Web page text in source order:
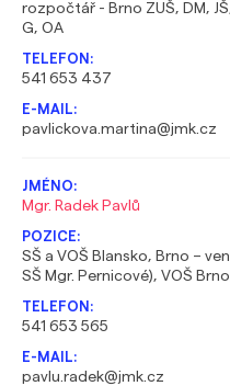
rozpočtář - Brno ZUŠ, DM,
G, OA
541 653 437
pavlickova.martina@jmk.cz
Mgr. Radek Pavlů
SŠ a VOŠ Blansko, Brno –
SŠ Mgr. Pernicové), VOŠ
541 653 565
pavlu.radek@jmk.cz